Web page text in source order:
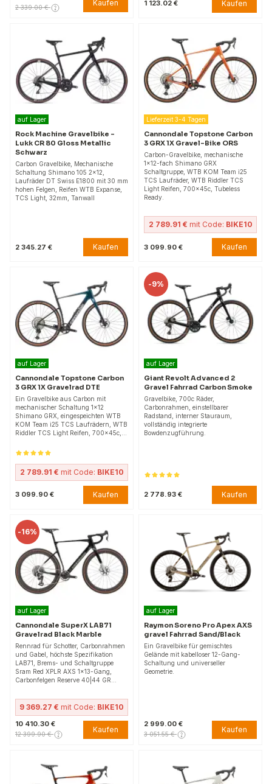
2 339.00 € Kaufen 1 123.02 € Kaufen
auf Lager
Rock Machine Gravelbike –
Lukk CR 80 Gloss Metallic
Schwarz
Carbon Gravelbike, Mechanische
Schaltung Shimano 105 2×12,
Laufräder DT Swiss E1800 mit 30 mm
hohen Felgen, Reifen WTB Expanse,
TCS Light, 32mm, Tanwall
2 345.27 € Kaufen
Lieferzeit 3-4 Tagen
Cannondale Topstone Carbon
3 GRX 1X Gravel-Bike ORS
Carbon-Gravelbike, mechanische
1×12-fach Shimano GRX
Schaltgruppe, WTB KOM Team i25
TCS Laufräder, WTB Riddler TCS
Light Reifen, 700×45c, Tubeless
Ready.
2 789.91 € mit Code: BIKE10
3 099.90 € Kaufen
auf Lager
Cannondale Topstone Carbon
3 GRX 1X Gravelrad DTE
Ein Gravelbike aus Carbon mit
mechanischer Schaltung 1x12
Shimano GRX, eingespeichten WTB
KOM Team i25 TCS Laufrädern, WTB
Riddler TCS Light Reifen, 700x45c,…
2 789.91 € mit Code: BIKE10
3 099.90 € Kaufen
-9%
auf Lager
Giant Revolt Advanced 2
Gravel Fahrrad Carbon Smoke
Gravelbike, 700c Räder,
Carbonrahmen, einstellbarer
Radstand, interner Stauraum,
vollständig integrierte
Bowdenzugführung.
2 778.93 € Kaufen
-16%
auf Lager
Cannondale SuperX LAB71
Gravelrad Black Marble
Rennrad für Schotter, Carbonrahmen
und Gabel, höchste Spezifikation
LAB71, Brems- und Schaltgruppe
Sram Red XPLR AXS 1x13-Gang,
Carbonfelgen Reserve 40|44 GR…
9 369.27 € mit Code: BIKE10
10 410.30 €
12 399.90 € Kaufen
auf Lager
Raymon Soreno Pro Apex AXS
gravel Fahrrad Sand/Black
Ein Gravelbike für gemischtes
Gelände mit kabelloser 12-Gang-
Schaltung und universeller
Geometrie.
2 999.00 €
3 051.55 € Kaufen